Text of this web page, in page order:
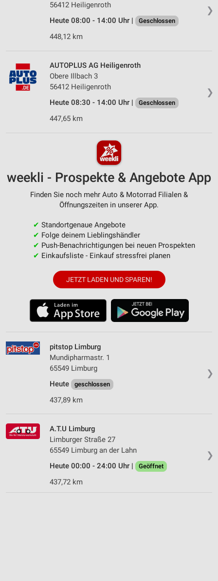
❯
56412 Heiligenroth
Heute 08:00 - 14:00 Uhr |
Geschlossen
448,12 km
❯
AUTOPLUS AG Heiligenroth
Obere Illbach 3
56412 Heiligenroth
Heute 08:30 - 14:00 Uhr |
Geschlossen
447,65 km
weekli - Prospekte & Angebote App
Finden Sie noch mehr Auto & Motorrad Filialen &
Öffnungszeiten in unserer App.
✔ Standortgenaue Angebote
✔ Folge deinem Lieblingshändler
✔ Push-Benachrichtigungen bei neuen Prospekten
✔ Einkaufsliste - Einkauf stressfrei planen
JETZT LADEN UND SPAREN!
❯
pitstop Limburg
Mundipharmastr. 1
65549 Limburg
Heute
geschlossen
437,89 km
❯
A.T.U Limburg
Limburger Straße 27
65549 Limburg an der Lahn
Heute 00:00 - 24:00 Uhr |
Geöffnet
437,72 km